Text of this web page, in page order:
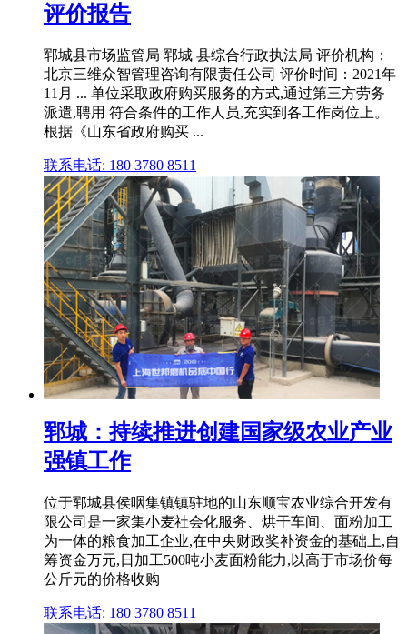
评价报告
郓城县市场监管局 郓城 县综合行政执法局 评价机构：
北京三维众智管理咨询有限责任公司 评价时间：2021年
11月 ... 单位采取政府购买服务的方式,通过第三方劳务
派遣,聘用 符合条件的工作人员,充实到各工作岗位上。
根据《山东省政府购买 ...
联系电话: 180 3780 8511
郓城：持续推进创建国家级农业产业
强镇工作
位于郓城县侯咽集镇镇驻地的山东顺宝农业综合开发有
限公司是一家集小麦社会化服务、烘干车间、面粉加工
为一体的粮食加工企业,在中央财政奖补资金的基础上,自
筹资金万元,日加工500吨小麦面粉能力,以高于市场价每
公斤元的价格收购
联系电话: 180 3780 8511